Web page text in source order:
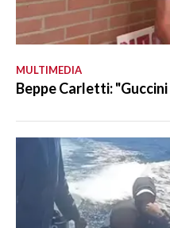
MULTIMEDIA
Beppe Carletti: